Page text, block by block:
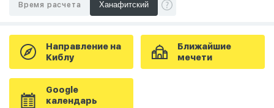
Время расчета
Направление на
Киблу
Ближайшие
мечети
Google
календарь